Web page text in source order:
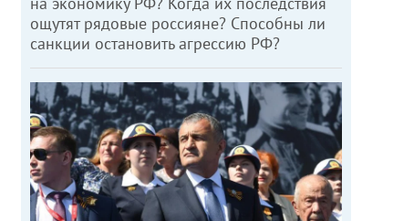
ощутят рядовые россияне? Способны ли
санкции остановить агрессию РФ?